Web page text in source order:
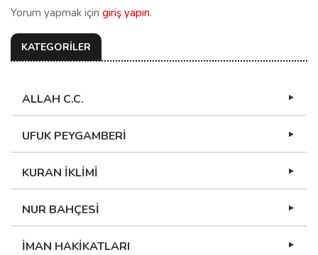
Yorum yapmak için giriş yapın.
KATEGORİLER
ALLAH C.C.
UFUK PEYGAMBERİ
KURAN İKLİMİ
NUR BAHÇESİ
İMAN HAKİKATLARI